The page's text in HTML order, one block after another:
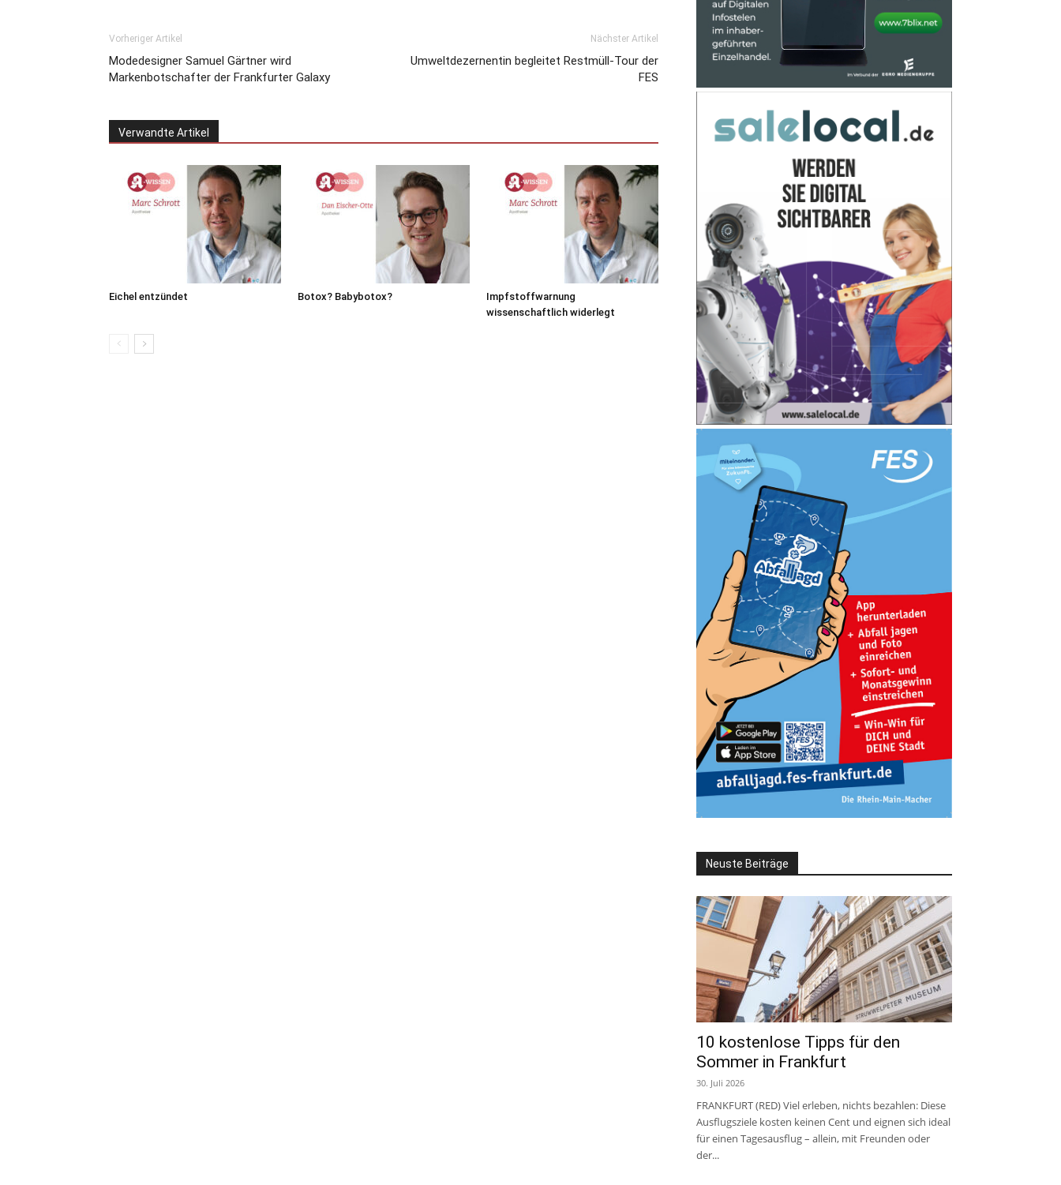
Vorheriger Artikel
Modedesigner Samuel Gärtner wird
Markenbotschafter der Frankfurter Galaxy
Nächster Artikel
Umweltdezernentin begleitet Restmüll-Tour der
FES
Verwandte Artikel
Eichel entzündet Botox? Babybotox?
Impfstoffwarnung
wissenschaftlich widerlegt
Neuste Beiträge
10 kostenlose Tipps für den
Sommer in Frankfurt
30. Juli 2026
FRANKFURT (RED) Viel erleben, nichts bezahlen: Diese
Ausflugsziele kosten keinen Cent und eignen sich ideal
für einen Tagesausflug – allein, mit Freunden oder
der...